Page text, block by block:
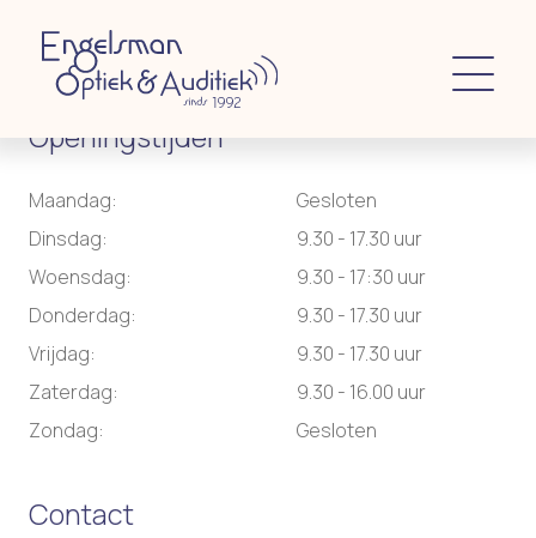
Contact
Openingstijden
Maandag:
Gesloten
Dinsdag:
9.30 - 17.30 uur
Woensdag:
9.30 - 17:30 uur
Donderdag:
9.30 - 17.30 uur
Vrijdag:
9.30 - 17.30 uur
Zaterdag:
9.30 - 16.00 uur
Zondag:
Gesloten